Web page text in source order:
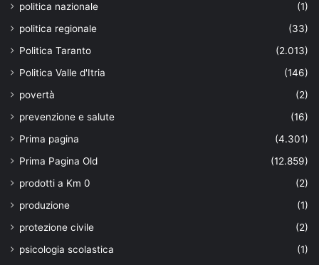
politica nazionale
(1)
politica regionale
(33)
Politica Taranto
(2.013)
Politica Valle d'Itria
(146)
povertà
(2)
prevenzione e salute
(16)
Prima pagina
(4.301)
Prima Pagina Old
(12.859)
prodotti a Km 0
(2)
produzione
(1)
protezione civile
(2)
psicologia scolastica
(1)